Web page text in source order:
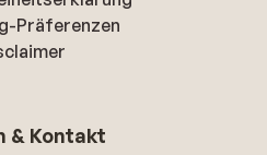
Präferenzen
& Kontakt